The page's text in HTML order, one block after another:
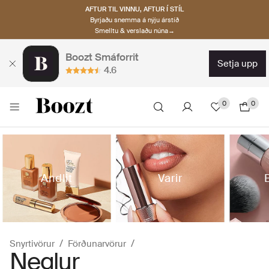
AFTUR TIL VINNU, AFTUR Í STÍL
Byrjaðu snemma á nýju árstíð
Smelltu & verslaðu núna→
Boozt Smáforrit
4.6
setja upp
0 0
Andlit Varir
Snyrtivörur Förðunarvörur
Neglur